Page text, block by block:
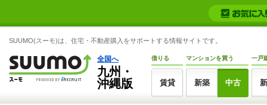
SUUMO(スーモ)は、住宅・不動産購入をサポートする情報サイトです。
全国へ
九州・
沖縄版
借りる
賃貸
マンションを買う
新築 中古
一戸